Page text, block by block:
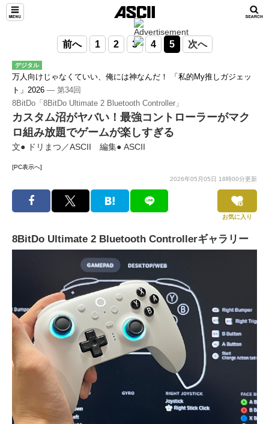
前へ 1 2 3 4 5 次へ
デジタル
万人向けじゃなくていい、俺には神なんだ！ 「私的My推しガジェッ
ト」2026 ― 第34回
8BitDo「8BitDo Ultimate 2 Bluetooth Controller」
カスタム沼がヤバい！最強コントローラーがマク
ロ組み放題でゲームが楽しすぎる
文● ドリまつ／ASCII 編集● ASCII
[PC表示へ]
2026年05月05日 18時00分更新
お気に入り
8BitDo Ultimate 2 Bluetooth Controllerギャラリー